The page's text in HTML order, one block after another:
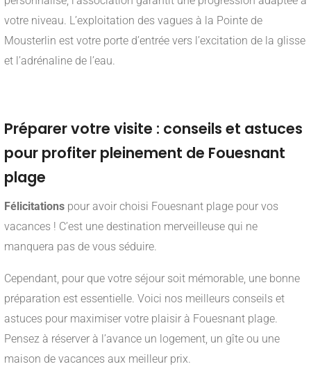
votre niveau. L’exploitation des vagues à la Pointe de
Mousterlin est votre porte d’entrée vers l’excitation de la glisse
et l’adrénaline de l’eau.
Préparer votre visite : conseils et astuces
pour profiter pleinement de Fouesnant
plage
Félicitations pour avoir choisi Fouesnant plage pour vos
vacances ! C’est une destination merveilleuse qui ne
manquera pas de vous séduire.
Cependant, pour que votre séjour soit mémorable, une bonne
préparation est essentielle. Voici nos meilleurs conseils et
astuces pour maximiser votre plaisir à Fouesnant plage.
Pensez à réserver à l’avance un logement, un gîte ou une
maison de vacances aux meilleur prix.